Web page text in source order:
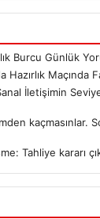
Burcu Günlük
Hazırlık Maçında
İletişimin
kaçmasınlar.
Tahliye kararı